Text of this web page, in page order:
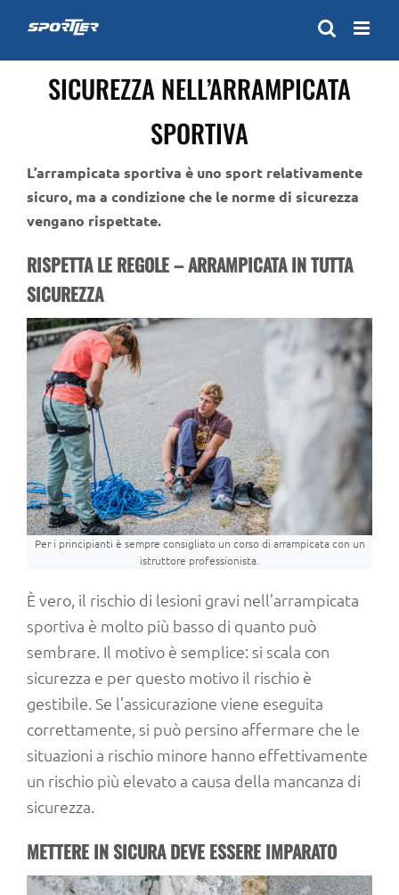
content
SICUREZZA NELL’ARRAMPICATA
SPORTIVA
L’arrampicata sportiva è uno sport relativamente
sicuro, ma a condizione che le norme di sicurezza
vengano rispettate.
RISPETTA LE REGOLE – ARRAMPICATA IN TUTTA
SICUREZZA
Per i principianti è sempre consigliato un corso di arrampicata con un
istruttore professionista.
È vero, il rischio di lesioni gravi nell’arrampicata
sportiva è molto più basso di quanto può
sembrare. Il motivo è semplice: si scala con
sicurezza e per questo motivo il rischio è
gestibile. Se l’assicurazione viene eseguita
correttamente, si può persino affermare che le
situazioni a rischio minore hanno effettivamente
un rischio più elevato a causa della mancanza di
sicurezza.
METTERE IN SICURA DEVE ESSERE IMPARATO